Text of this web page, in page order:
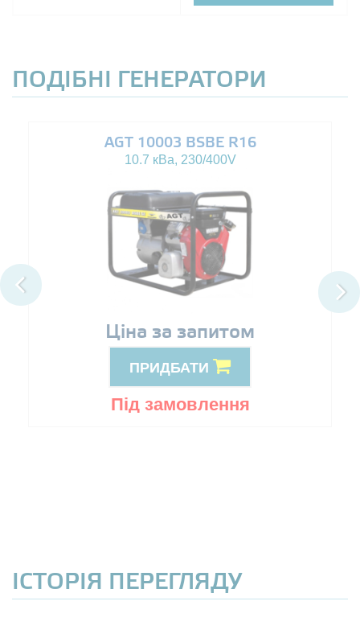
ПОДІБНІ ГЕНЕРАТОРИ
AGT 10003 BSBE R16
10.7 кВа, 230/400V
Ціна за запитом
ПРИДБАТИ
Під замовлення
ІСТОРІЯ ПЕРЕГЛЯДУ